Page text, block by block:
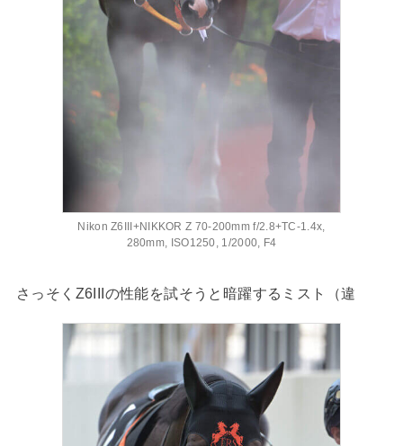
Nikon Z6III+NIKKOR Z 70-200mm f/2.8+TC-1.4x,
280mm, ISO1250, 1/2000, F4
さっそくZ6IIIの性能を試そうと暗躍するミスト（違